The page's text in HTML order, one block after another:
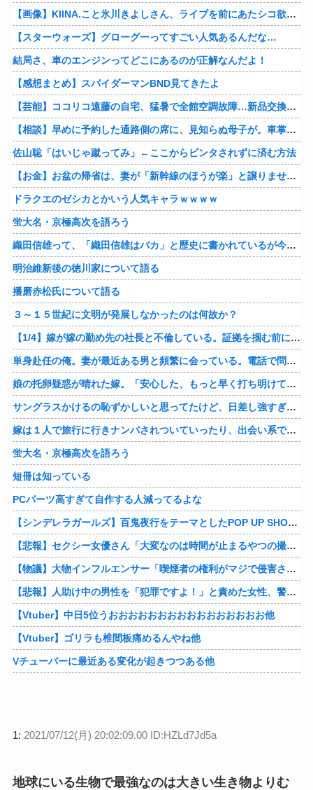
【画像】KIINA.こと氷川きよしさん、ライブを前にあたシコ欲全開www
【スターウォーズ】グローグーってすごい人気あるんだな…
結局さ、車のエンジンってどこにあるのが正解なんだよ！
【感想まとめ】スパイダーマンBND見てきたよ
【芸能】ココリコ遠藤の自宅、猛暑で全館空調故障…新品交換費300万円…高額費用に「高すぎる」
【相談】早めに予約した通路側の席に、見知らぬ母子が。車掌の呼びかけにも「目を閉じて無視」して居座られました。無理やり奪われた席は、結局“やったもん勝ち”になってしまうのでしょうか？
佐山聡「はいじゃ蹴ってみ」←ここからビンタされずに済む方法
【お金】お盆の帰省は、妻が「新幹線のほうが楽」と譲りません。東京から大阪まで家族4人だと往復「10万円」近くかかるため、私は車で節約したいのですが、実際の費用はどれくらい違うのでしょうか？
ドラクエのゼシカとかいう人気キャラｗｗｗｗ
蛍大名・京極高次を語ろう
織田信雄って、「織田信雄はバカ」と歴史に書かれているが今まで家が残っているんでバカではないよな？
明治維新後の徳川家について語る
播磨赤松氏について語る
３～１５世紀に文明が発展しなかったのは何故か？
【1/4】嫁が嫁の勤め先の社長と不倫している。証拠を掴む前に嫁から離婚を切り出されたので、ハッタリかまして証拠を握っているフリしたら、向こうから示談話を振ってきたｗ
単身赴任の俺。妻が最近ある男と頻繁に会っている。電話で問い詰めた。「好きなのはアナタ、でも会えないのがツライ、寂しいから・・・」妻は、その男と不倫関係に発展した様だ…
娘の托卵疑惑が晴れた嫁。「安心した、もっと早く打ち明けて鑑定しておけばよかった」と。そして「今度こそ家族三人で幸せになりたい」と言い出した！！ごめんこうむるわｗｗ
サングラスかけるの恥ずかしいと思ってたけど、日差し強すぎてサングラスかけ始めたわ
嫁は１人で旅行に行きナンパされついていったり、出会い系で知り合った男と会ったりした。しかも酔っていて避妊もしてなかった。そしてやはり自分には夫しかいないと思ったんだとｗ
蛍大名・京極高次を語ろう
短冊は知っている
PCパーツ高すぎて自作する人減ってるよな
【シンデレラガールズ】百鬼夜行をテーマとしたPOP UP SHOPが東京・大阪にて開催
【悲報】セクシー女優さん「大変なのは時間が止まるやつの撮影」←ばらしてしまうｗ
【物議】大物インフルエンサー「喫煙者の権利がマジで侵害されてる。いくら税金払ってるんだ」他
【悲報】人助け中の男性を「犯罪ですよ！」と責めた女性、警察が来た瞬間逃げる他
【Vtuber】中日5位うおおおおおおおおおおおおおおおお他
【Vtuber】ゴリラも椎間板痛めるんやね他
Vチューバーに最近ある変化が起きつつある他
1: 2021/07/12(月) 20:02:09.00 ID:HZLd7Jd5a
地球にいる生物で最強なのは大きい生き物よりむ